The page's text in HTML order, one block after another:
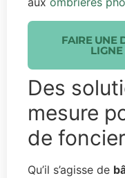
FAIRE UNE
LIGNE
Des
mesure
de
Qu’il s’agisse de